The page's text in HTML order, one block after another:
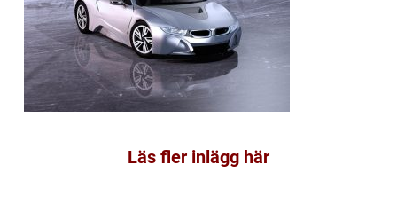
Läs fler inlägg här